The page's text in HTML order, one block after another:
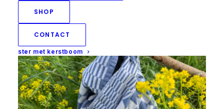
SHOP
CONTACT
ster met kerstboom